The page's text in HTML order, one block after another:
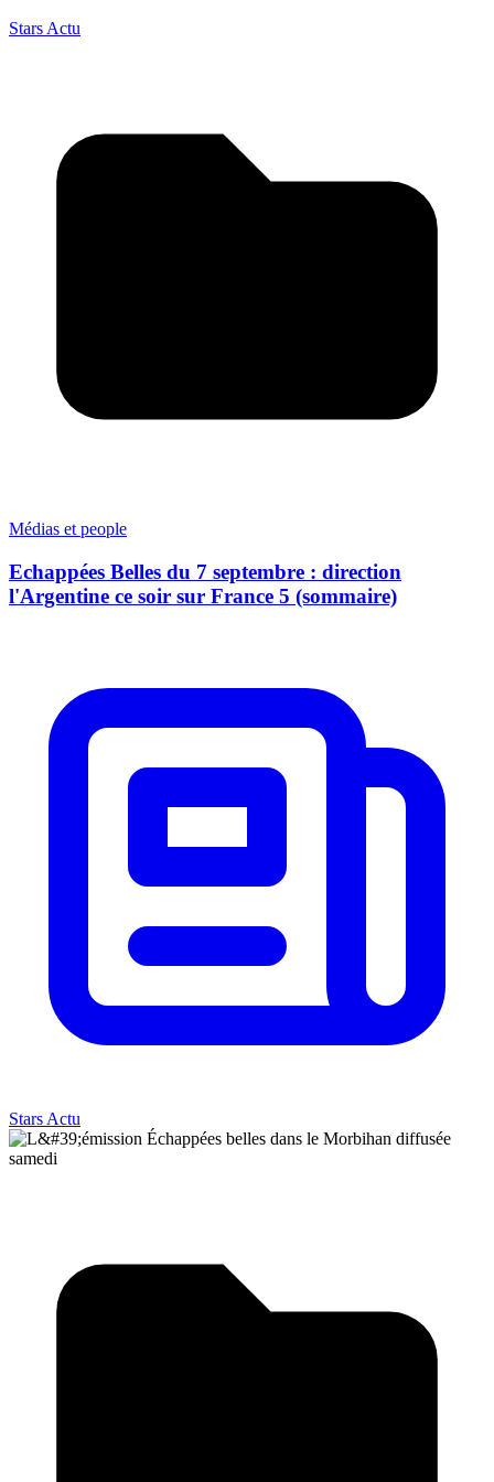
Stars Actu
Médias et people
Echappées Belles du 7 septembre : direction
l'Argentine ce soir sur France 5 (sommaire)
Stars Actu